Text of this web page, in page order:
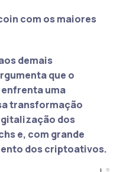
com os maiores
demais
que o
uma
transformação
dos
e, com grande
doscriptoativos.